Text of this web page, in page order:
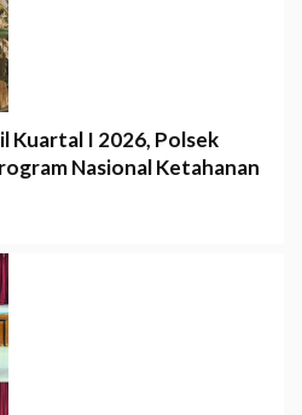
Kuartal I 2026, Polsek
Nasional Ketahanan